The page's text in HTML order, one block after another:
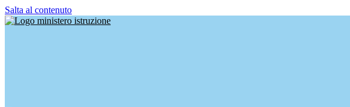
Salta al contenuto